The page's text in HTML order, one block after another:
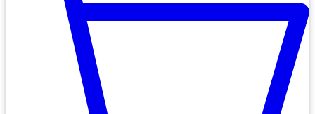
Máy Rửa Chén Bát
Máy Rửa Chén Âm Toàn Phần
Máy Rửa Chén Bát 12 Bộ
Máy Rửa Chén Bát Bán Âm
Thiết Bị Vệ Sinh American Standard
Thiết Bị Vệ Sinh VIGLACERA
Thiết Bị Vệ Sinh THIÊN THANH
Thiết Bị Bếp